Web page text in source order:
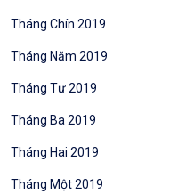
Tháng Chín 2019
Tháng Năm 2019
Tháng Tư 2019
Tháng Ba 2019
Tháng Hai 2019
Tháng Một 2019